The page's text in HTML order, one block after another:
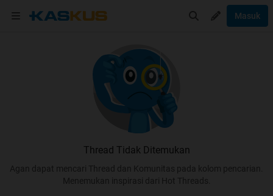
Masuk
Thread Tidak Ditemukan
Agan dapat mencari Thread dan Komunitas pada kolom pencarian.
Menemukan inspirasi dari Hot Threads.